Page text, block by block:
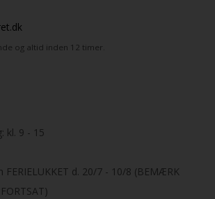
og altid inden 12 timer.
kl. 9 - 15
d. 20/7 - 10/8 (BEMÆRK